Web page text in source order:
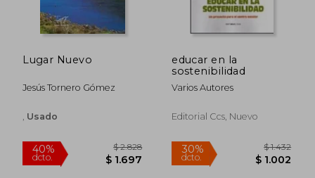
Lugar Nuevo
Jesús Tornero Gómez
Usado
educar en la
sostenibilidad
Varios Autores
Editorial Ccs, Nuevo